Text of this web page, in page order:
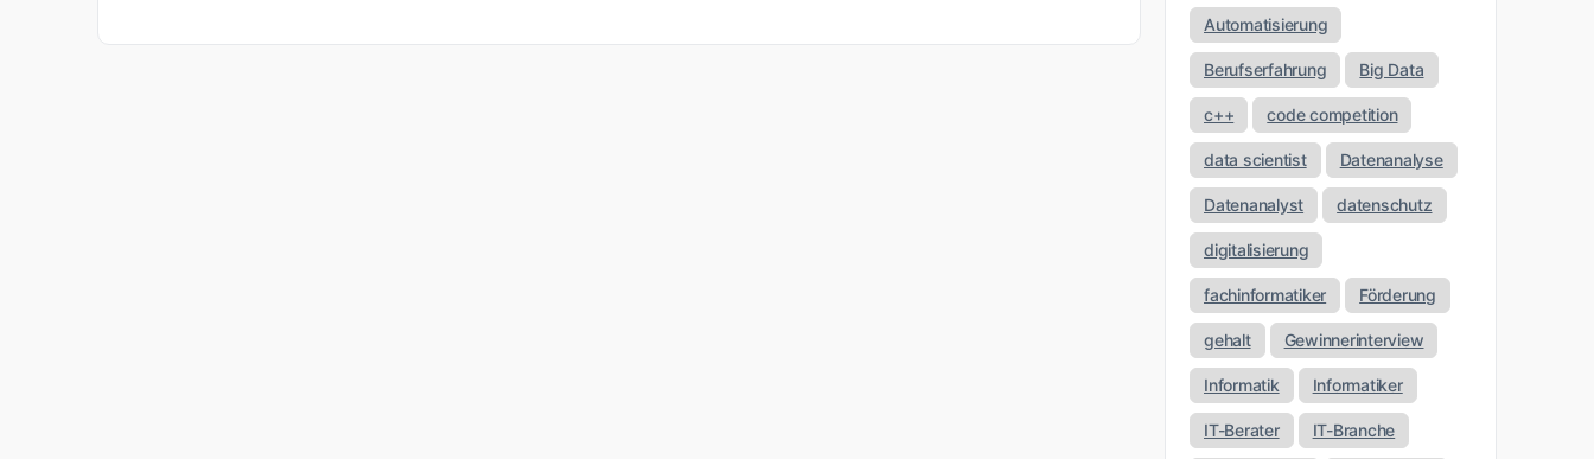
Automatisierung
Berufserfahrung Big Data
c++ code competition
data scientist Datenanalyse
Datenanalyst datenschutz
digitalisierung
fachinformatiker Förderung
gehalt Gewinnerinterview
Informatik Informatiker
IT-Berater IT-Branche